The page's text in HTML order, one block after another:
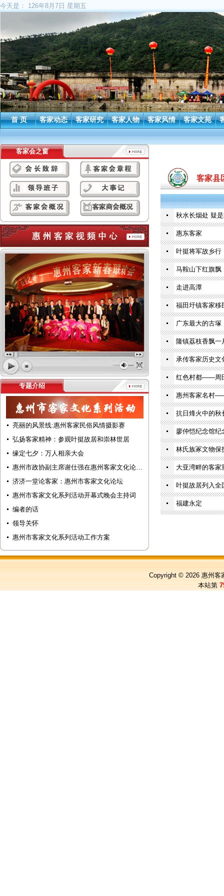
今天是： 126年8月7日 星期五
首 页 客家动态 客家研究 客家人物 客家风情 客家文苑
客家会之窗
专题介绍
亮丽的风景线:惠州客家民俗风情摄影赛
弘扬客家精神：参观叶挺故居和崇林世居
缘定七夕：万人相亲大会
惠州市政协副主席谢仕强在惠州客家文化论…
济济一堂论客家：惠州市客家文化论坛
惠州市客家文化系列活动开幕式晚会主持词
编者的话
领导关怀
惠州市客家文化系列活动工作方案
客家县
秋水长烟处 疑
惠东客家
叶挺将军故乡行
马鞍山下红旗飘
走进高潭
福田圩镇客家移
广东最大的古塚
隆镇荔枝香飘一
承传客家历史文
红色村都——周
惠州客家名村
抗日烽火中的秋
廖仲恺纪念馆纪
林氏族冢文物保
大亚湾畔的客
叶挺故居列入全
福建永定
Copyright © 2026 惠州客
本站第